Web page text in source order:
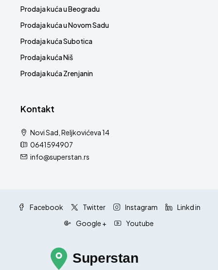
Prodaja kuća u Beogradu
Prodaja kuća u Novom Sadu
Prodaja kuća Subotica
Prodaja kuća Niš
Prodaja kuća Zrenjanin
Kontakt
Novi Sad, Reljkovićeva 14
0641594907
info@superstan.rs
Facebook Twitter Instagram
Linkd in
Google +
Youtube